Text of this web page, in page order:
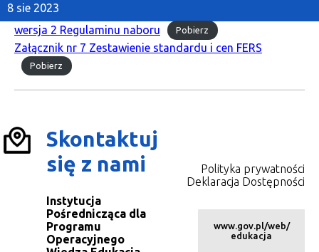
8 sie 2023
wersja 2 Regulaminu naboru
Pobierz
Załącznik nr 7 Zestawienie standardu i cen FERS
Pobierz
Skontaktuj
się z nami
Instytucja
Pośrednicząca dla
Programu
Operacyjnego
Polityka prywatności
Deklaracja Dostępności
www.gov.pl/web/
edukacja